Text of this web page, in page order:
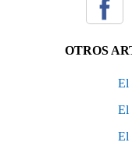
OTROS
El
El
El